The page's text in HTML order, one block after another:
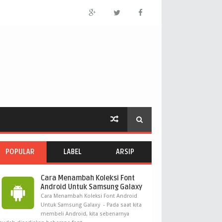
POPULAR LABEL ARSIP
Cara Menambah Koleksi Font
Android Untuk Samsung Galaxy
Cara Menambah Koleksi Font Android
Untuk Samsung Galaxy - Pada saat kita
membeli Android, kita sebenarnya